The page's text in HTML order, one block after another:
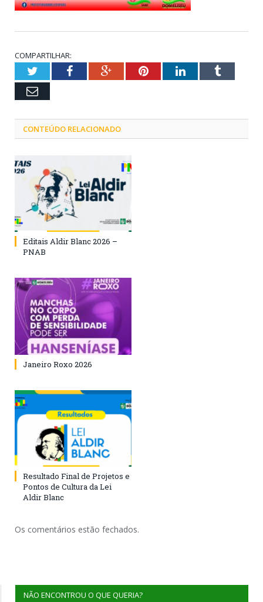
COMPARTILHAR:
TwitterFacebookGoogle+PinterestLinkedInTumblr
Email
CONTEÚDO RELACIONADO
Editais Aldir Blanc 2026 –
PNAB
Janeiro Roxo 2026
Resultado Final de Projetos e
Pontos de Cultura da Lei
Aldir Blanc
Os comentários estão fechados.
NÃO ENCONTROU O QUE QUERIA?